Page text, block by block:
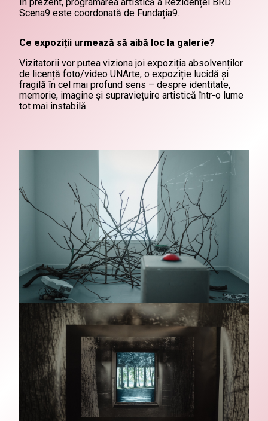
Scena9 este coordonată de Fundația9.
Ce expoziții urmează să aibă loc la galerie?
Vizitatorii vor putea viziona joi expoziția absolvenților
de licență foto/video UNArte, o expoziție lucidă și
fragilă în cel mai profund sens – despre identitate,
memorie, imagine și supraviețuire artistică într-o lume
tot mai instabilă.